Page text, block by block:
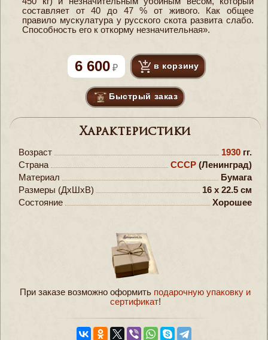
составляет от 40 до 47 % от живого. Как общее
правило мускулатура у русского скота развита слабо.
Способность его к откорму незначительная».
6 600 в корзину
Быстрый заказ
Характеристики
Возраст 1930 гг.
Страна
СССР (Ленинград)
Материал
Бумага
Размеры (ДxШxВ)
16 x 22.5 см
Состояние
Хорошее
При заказе возможно оформить подарочную упаковку и
сертификат!